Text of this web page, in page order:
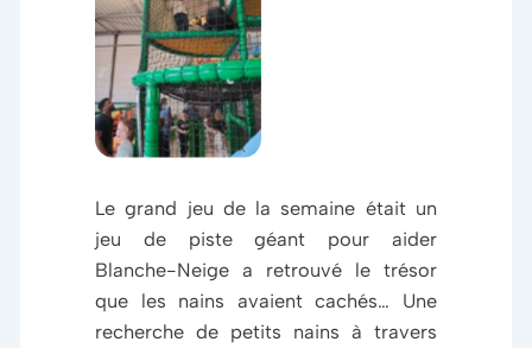
Acrobaties
diverses
Le grand jeu de la semaine était un
jeu de piste géant pour aider
Blanche-Neige a retrouvé le trésor
que les nains avaient cachés… Une
recherche de petits nains à travers